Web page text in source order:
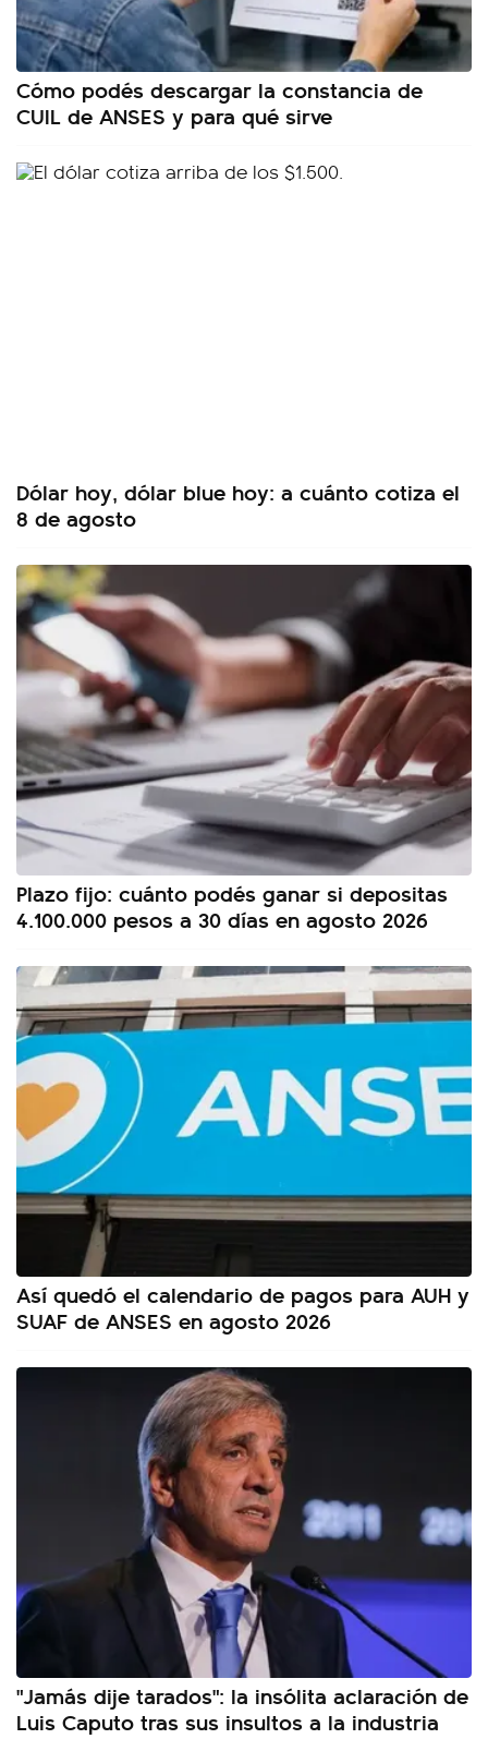
Cómo podés descargar la constancia de
CUIL de ANSES y para qué sirve
Dólar hoy, dólar blue hoy: a cuánto cotiza el
8 de agosto
Plazo fijo: cuánto podés ganar si depositas
4.100.000 pesos a 30 días en agosto 2026
Así quedó el calendario de pagos para AUH y
SUAF de ANSES en agosto 2026
"Jamás dije tarados": la insólita aclaración de
Luis Caputo tras sus insultos a la industria